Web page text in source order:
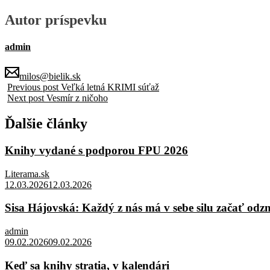
Autor príspevku
admin
milos@bielik.sk
Previous post Veľká letná KRIMI súťaž
Next post Vesmír z ničoho
Ďalšie články
Knihy vydané s podporou FPU 2026
Literama.sk
12.03.202612.03.2026
Sisa Hájovská: Každý z nás má v sebe silu začať
admin
09.02.202609.02.2026
Keď sa knihy stratia, v kalendári